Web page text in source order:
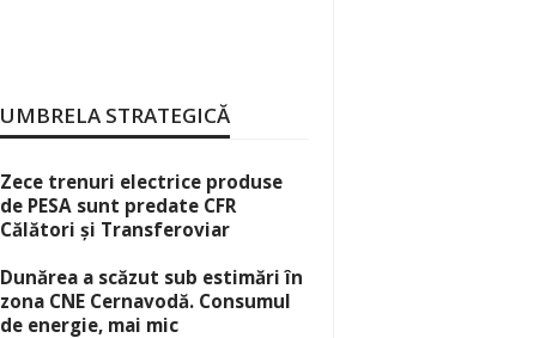
UMBRELA STRATEGICĂ
Zece trenuri electrice produse
de PESA sunt predate CFR
Călători și Transferoviar
Dunărea a scăzut sub estimări în
zona CNE Cernavodă. Consumul
de energie, mai mic